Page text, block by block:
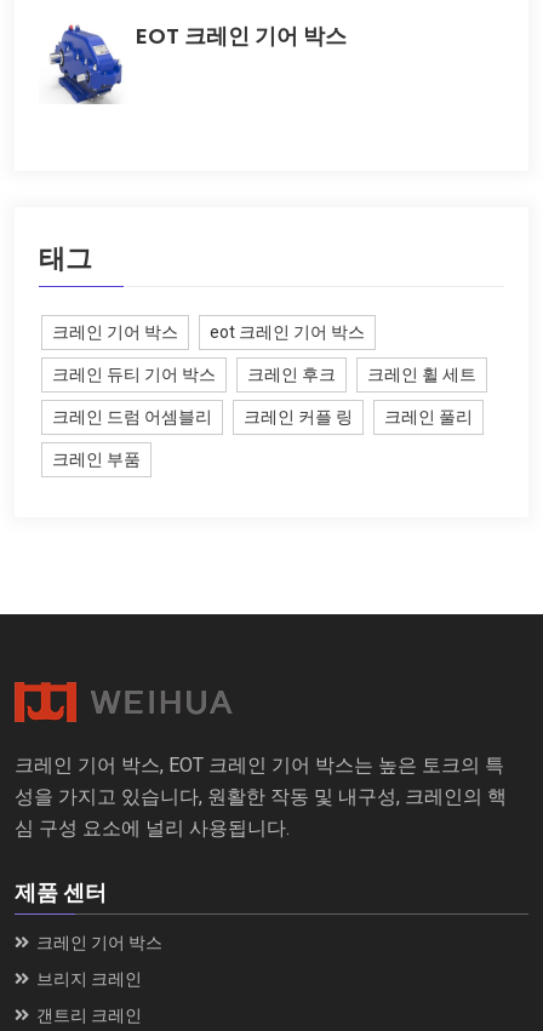
EOT 크레인 기어 박스
태그
크레인 기어 박스 eot 크레인 기어 박스
크레인 듀티 기어 박스 크레인 후크 크레인 휠 세트
크레인 드럼 어셈블리 크레인 커플 링 크레인 풀리
크레인 부품
크레인 기어 박스, EOT 크레인 기어 박스는 높은 토크의 특
성을 가지고 있습니다, 원활한 작동 및 내구성, 크레인의 핵
심 구성 요소에 널리 사용됩니다.
제품 센터
크레인 기어 박스
브리지 크레인
갠트리 크레인